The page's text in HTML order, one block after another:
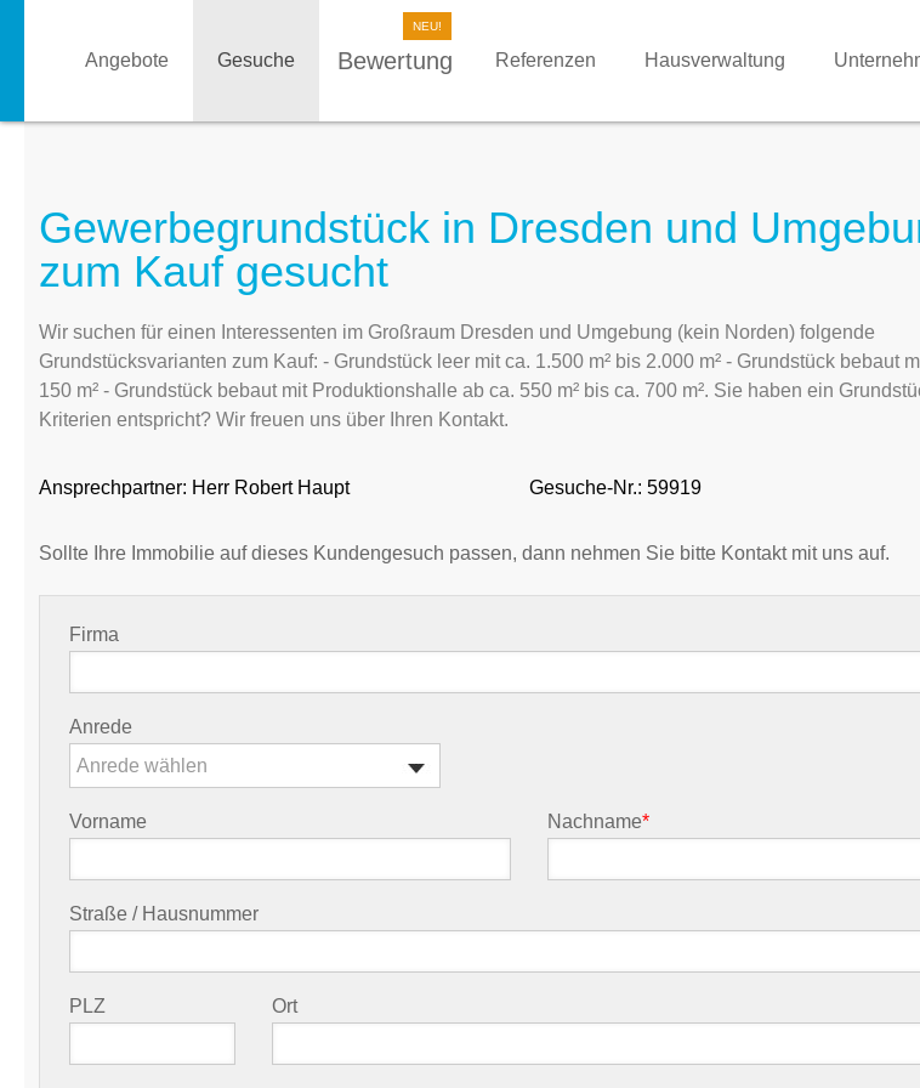
Angebote Gesuche Bewertung Referenzen Hausverwaltung
Gewerbegrundstück in Dresden und
zum Kauf gesucht
Wir suchen für einen Interessenten im Großraum Dresden und Umgebung (kein Norden) folgende
Grundstücksvarianten zum Kauf: - Grundstück leer mit ca. 1.500 m² bis 2.000 m² - Grundstück bebaut
150 m² - Grundstück bebaut mit Produktionshalle ab ca. 550 m² bis ca. 700 m². Sie haben ein
Kriterien entspricht? Wir freuen uns über Ihren Kontakt.
Ansprechpartner: Herr Robert Haupt Gesuche-Nr.: 59919
Sollte Ihre Immobilie auf dieses Kundengesuch passen, dann nehmen Sie bitte Kontakt mit uns auf.
Firma
Anrede
Anrede wählen
Vorname Nachname*
Straße / Hausnummer
PLZ Ort